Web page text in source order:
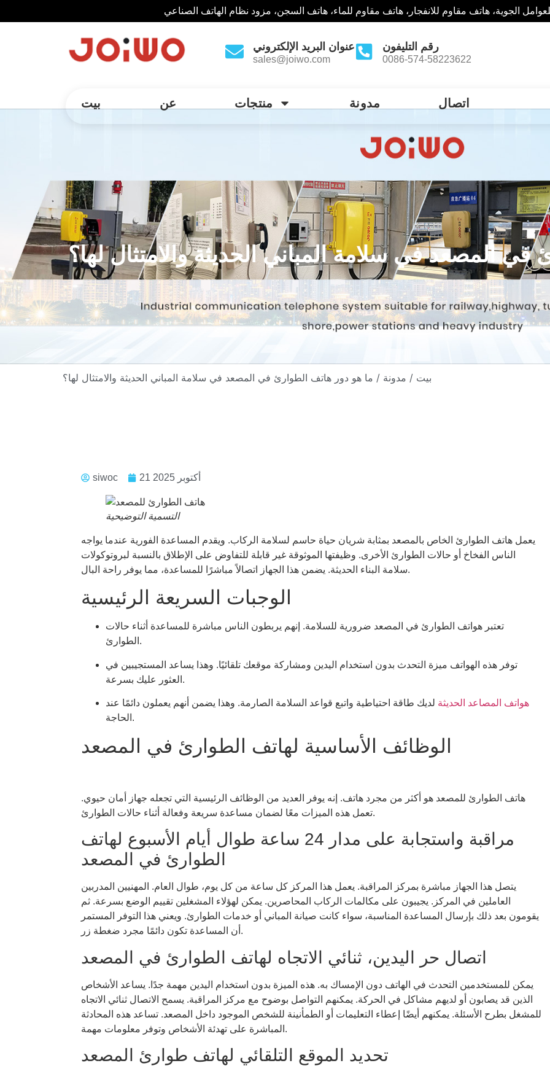
الجوية، هاتف مقاوم للانفجار، هاتف مقاوم للماء، هاتف السجن، مزود نظام الهاتف الصناعي
عنوان البريد الإلكتروني
sales@joiwo.com
رقم التليفون
0086-574-58223622
بيت عن منتجات مدونة اتصال
المصعد في سلامة المباني الحديثة والامتثال لها؟
بيت / مدونة
siwoc
التسمية التوضيحية
يعمل هاتف الطوارئ الخاص بالمصعد بمثابة شريان حياة حاسم لسلامة الركاب. ويقدم المساعدة الفورية عندما يواجه
الناس الفخاخ أو حالات الطوارئ الأخرى. وظيفتها الموثوقة غير قابلة للتفاوض على الإطلاق بالنسبة لبروتوكولات
سلامة البناء الحديثة. يضمن هذا الجهاز اتصالاً مباشرًا للمساعدة، مما يوفر راحة البال.
الوجبات السريعة الرئيسية
تعتبر هواتف الطوارئ في المصعد ضرورية للسلامة. إنهم يربطون الناس مباشرة للمساعدة أثناء حالات
الطوارئ.
توفر هذه الهواتف ميزة التحدث بدون استخدام اليدين ومشاركة موقعك تلقائيًا. وهذا يساعد المستجيبين في
العثور عليك بسرعة.
هواتف المصاعد الحديثة لديك طاقة احتياطية واتبع قواعد السلامة الصارمة. وهذا يضمن أنهم يعملون دائمًا عند
الحاجة.
الوظائف الأساسية لهاتف الطوارئ في المصعد
هاتف الطوارئ للمصعد هو أكثر من مجرد هاتف. إنه يوفر العديد من الوظائف الرئيسية التي تجعله جهاز أمان حيوي.
تعمل هذه الميزات معًا لضمان مساعدة سريعة وفعالة أثناء حالات الطوارئ.
مراقبة واستجابة على مدار 24 ساعة طوال أيام الأسبوع لهاتف
يتصل هذا الجهاز مباشرة بمركز المراقبة. يعمل هذا المركز كل ساعة من كل يوم، طوال العام. المهنيين المدربين
العاملين في المركز. يجيبون على مكالمات الركاب المحاصرين. يمكن لهؤلاء المشغلين تقييم الوضع بسرعة. ثم
يقومون بعد ذلك بإرسال المساعدة المناسبة، سواء كانت صيانة المباني أو خدمات الطوارئ. ويعني هذا التوفر المستمر
أن المساعدة تكون دائمًا مجرد ضغطة زر.
اتصال حر اليدين، ثنائي الاتجاه لهاتف الطوارئ في المصعد
يمكن للمستخدمين التحدث في الهاتف دون الإمساك به. هذه الميزة بدون استخدام اليدين مهمة جدًا. يساعد الأشخاص
الذين قد يصابون أو لديهم مشاكل في الحركة. يمكنهم التواصل بوضوح مع مركز المراقبة. يسمح الاتصال ثنائي الاتجاه
للمشغل بطرح الأسئلة. يمكنهم أيضًا إعطاء التعليمات أو الطمأنينة للشخص الموجود داخل المصعد. تساعد هذه المحادثة
المباشرة على تهدئة الأشخاص وتوفر معلومات مهمة.
تحديد الموقع التلقائي لهاتف طوارئ المصعد